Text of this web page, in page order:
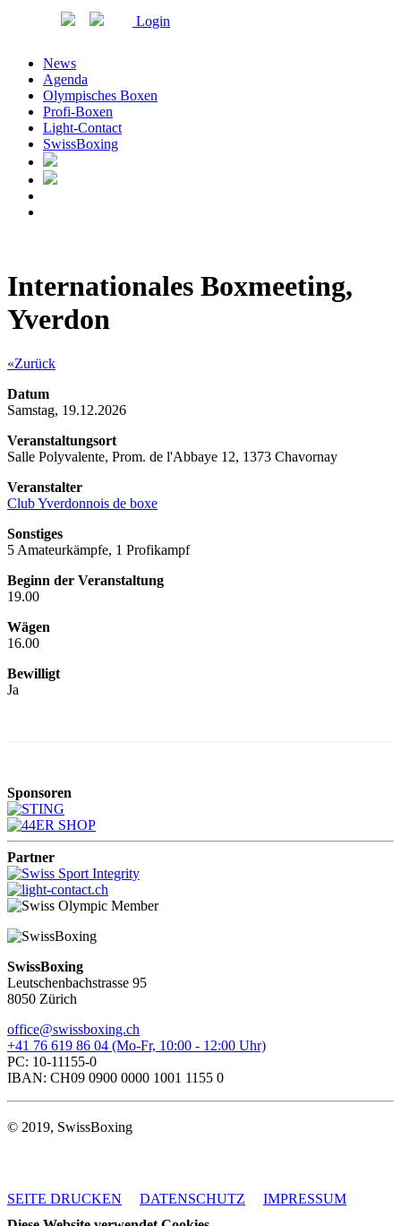
Login
News
Agenda
Olympisches Boxen
Profi-Boxen
Light-Contact
SwissBoxing
Internationales Boxmeeting,
Yverdon
«Zurück
Datum
Samstag, 19.12.2026
Veranstaltungsort
Salle Polyvalente, Prom. de l'Abbaye 12, 1373 Chavornay
Veranstalter
Club Yverdonnois de boxe
Sonstiges
5 Amateurkämpfe, 1 Profikampf
Beginn der Veranstaltung
19.00
Wägen
16.00
Bewilligt
Ja
Sponsoren
Partner
SwissBoxing
Leutschenbachstrasse 95
8050 Zürich
office@swissboxing.ch
+41 76 619 86 04 (Mo-Fr, 10:00 - 12:00 Uhr)
PC: 10-11155-0
IBAN: CH09 0900 0000 1001 1155 0
© 2019, SwissBoxing
SEITE DRUCKEN DATENSCHUTZ
IMPRESSUM